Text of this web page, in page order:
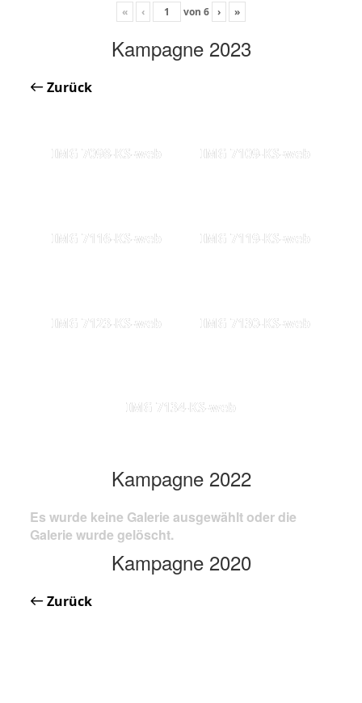
« ‹ von 6 › »
Kampagne 2023
Zurück
IMG 7098-KS-web IMG 7109-KS-web
IMG 7116-KS-web IMG 7119-KS-web
IMG 7123-KS-web IMG 7130-KS-web
IMG 7134-KS-web
Kampagne 2022
Es wurde keine Galerie ausgewählt oder die
Galerie wurde gelöscht.
Kampagne 2020
Zurück